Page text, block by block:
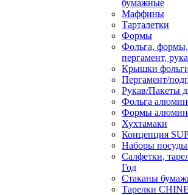
бумажные
Маффины
Тарталетки
Формы
Фольга,
пергамент,
Крышки
Пергамент/
Рукав/Пакеты
Фольга
Формы
Хухтамаки
Концепция
Наборы
Салфетки,
Год
Стаканы
Тарелки